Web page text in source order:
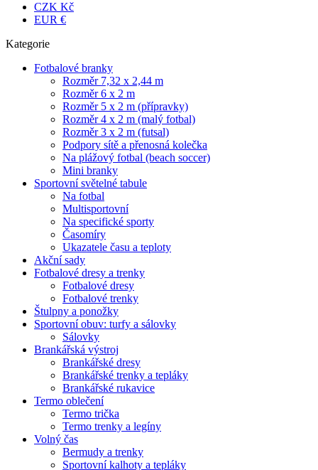
CZK Kč
EUR €
Kategorie
Fotbalové branky
Rozměr 7,32 x 2,44 m
Rozměr 6 x 2 m
Rozměr 5 x 2 m (přípravky)
Rozměr 4 x 2 m (malý fotbal)
Rozměr 3 x 2 m (futsal)
Podpory sítě a přenosná kolečka
Na plážový fotbal (beach soccer)
Mini branky
Sportovní světelné tabule
Na fotbal
Multisportovní
Na specifické sporty
Časomíry
Ukazatele času a teploty
Akční sady
Fotbalové dresy a trenky
Fotbalové dresy
Fotbalové trenky
Štulpny a ponožky
Sportovní obuv: turfy a sálovky
Sálovky
Brankářská výstroj
Brankářské dresy
Brankářské trenky a tepláky
Brankářské rukavice
Termo oblečení
Termo trička
Termo trenky a legíny
Volný čas
Bermudy a trenky
Sportovní kalhoty a tepláky